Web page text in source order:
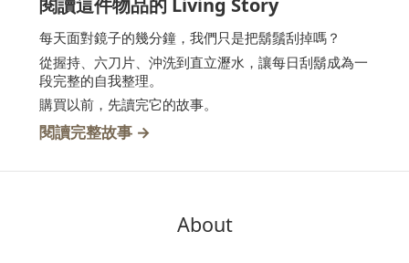
閱讀這件物品的 Living Story
每天面對鏡子的幾分鐘，我們只是把鬍鬚刮掉嗎？
從握持、六刀片、沖洗到直立瀝水，讓每日刮鬍成為一
段完整的自我整理。
購買以前，先讀完它的故事。
閱讀完整故事 →
About